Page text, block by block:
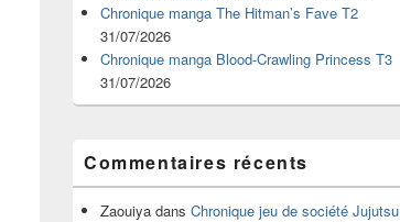
latéraleChronique manga The Hitman’s Fave T2
31/07/2026
Chronique manga Blood-Crawling Princess T3
31/07/2026
Commentaires récents
Zaouiya dans Chronique jeu de société Jujutsu